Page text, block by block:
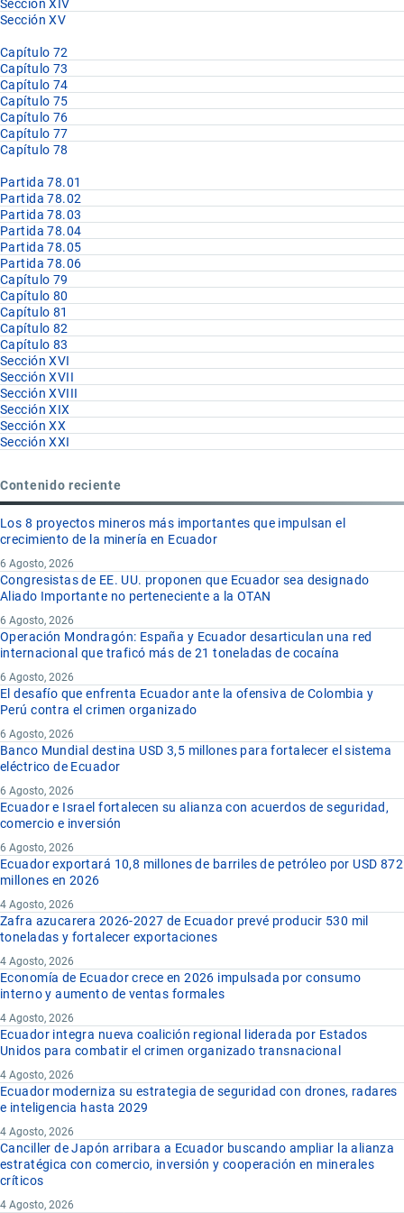
Sección XIV
Sección XV
Capítulo 72
Capítulo 73
Capítulo 74
Capítulo 75
Capítulo 76
Capítulo 77
Capítulo 78
Partida 78.01
Partida 78.02
Partida 78.03
Partida 78.04
Partida 78.05
Partida 78.06
Capítulo 79
Capítulo 80
Capítulo 81
Capítulo 82
Capítulo 83
Sección XVI
Sección XVII
Sección XVIII
Sección XIX
Sección XX
Sección XXI
Contenido reciente
Los 8 proyectos mineros más importantes que impulsan el
crecimiento de la minería en Ecuador
6 Agosto, 2026
Congresistas de EE. UU. proponen que Ecuador sea designado
Aliado Importante no perteneciente a la OTAN
6 Agosto, 2026
Operación Mondragón: España y Ecuador desarticulan una red
internacional que traficó más de 21 toneladas de cocaína
6 Agosto, 2026
El desafío que enfrenta Ecuador ante la ofensiva de Colombia y
Perú contra el crimen organizado
6 Agosto, 2026
Banco Mundial destina USD 3,5 millones para fortalecer el sistema
eléctrico de Ecuador
6 Agosto, 2026
Ecuador e Israel fortalecen su alianza con acuerdos de seguridad,
comercio e inversión
6 Agosto, 2026
Ecuador exportará 10,8 millones de barriles de petróleo por USD 872
millones en 2026
4 Agosto, 2026
Zafra azucarera 2026-2027 de Ecuador prevé producir 530 mil
toneladas y fortalecer exportaciones
4 Agosto, 2026
Economía de Ecuador crece en 2026 impulsada por consumo
interno y aumento de ventas formales
4 Agosto, 2026
Ecuador integra nueva coalición regional liderada por Estados
Unidos para combatir el crimen organizado transnacional
4 Agosto, 2026
Ecuador moderniza su estrategia de seguridad con drones, radares
e inteligencia hasta 2029
4 Agosto, 2026
Canciller de Japón arribara a Ecuador buscando ampliar la alianza
estratégica con comercio, inversión y cooperación en minerales
críticos
4 Agosto, 2026